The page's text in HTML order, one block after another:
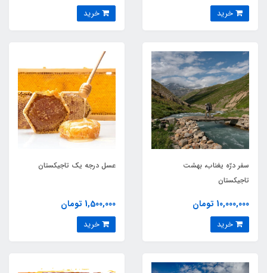
سفر درّه یغناب، بهشت
تاجیکستان
10,000,000 تومان
عسل درجه یک تاجیکستان
1,500,000 تومان